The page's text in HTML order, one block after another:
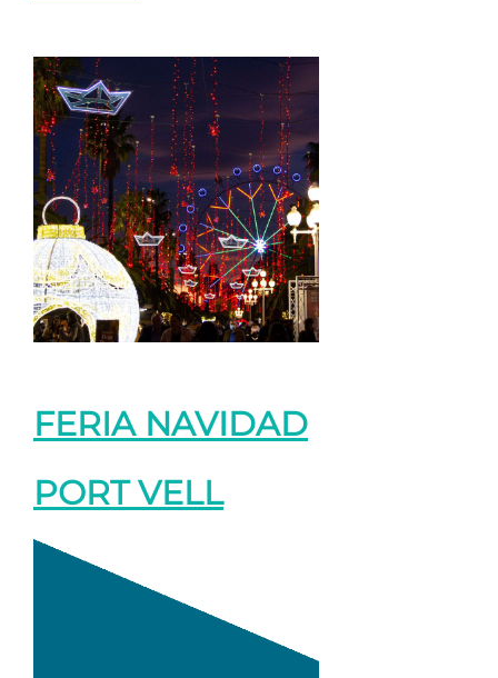
FERIA NAVIDAD
PORT VELL